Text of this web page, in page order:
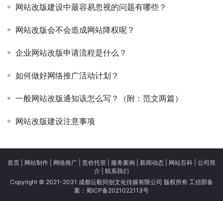
网站改版建设中最容易忽视的问题有哪些？
网站改版会不会造成网站降权呢？
企业网站改版申请流程是什么？
如何做好网络推广活动计划？
一般网站改版通知该怎么写？（附：范文两篇）
网站改版建设注意事项
首页 网站制作 网络推广 竞价托管 服务案例 新闻动态 网站百科
公司简
介
联系我们
Copyright © 2021-2031 成都云毅同创文化传媒有限公司 版权所有 工信部备
案： 蜀ICP备2021022113号